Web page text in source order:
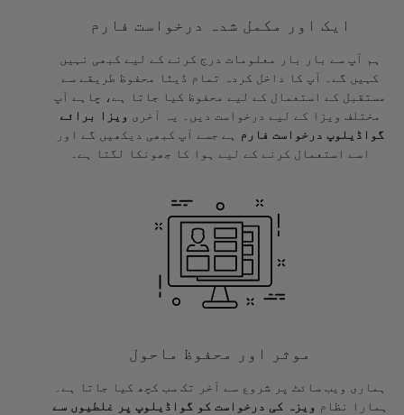
ایک اور مکمل شدہ درخواست فارم
ہم آپ سے بار بار معلومات درج کرنے کے لیے کبھی نہیں
کہیں گے۔ آپ کا داخل کردہ تمام ڈیٹا محفوظ طریقے سے
مستقبل کے استعمال کے لیے محفوظ کیا جاتا ہے، چاہے آپ
مختلف ویزا کے لیے درخواست دیں۔ یہ آخری ویزا برائے
گواڈیلوپ درخواست فارم
ہے جسے آپ کبھی دیکھیں گے اور
اسے استعمال کرنے کے لیے ہوا کا جھونکا لگتا ہے۔
موثر اور محفوظ ماحول
ہماری ویب سائٹ پر شروع سے آخر تک سب کچھ کیا جاتا ہے۔
ہمارا نظام ویزہ کی درخواست کو گواڈیلوپ پر غلطیوں سے